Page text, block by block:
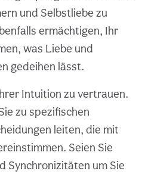
und Selbstliebe zu
ermächtigen, Ihr
was Liebe und
gedeihen lässt.
Intuition zu vertrauen.
zu spezifischen
leiten, die mit
Seien Sie
Synchronizitäten um Sie